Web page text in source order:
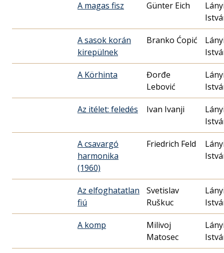
A magas fisz Günter Eich
A sasok korán
kirepülnek
Branko Ćopić
A Körhinta
Đorđe
Lebović
Az itélet: feledés Ivan Ivanji
A csavargó
harmonika
(1960)
Friedrich Feld
Az elfoghatatlan
fiú
Svetislav
Ruškuc
A komp
Milivoj
Matosec